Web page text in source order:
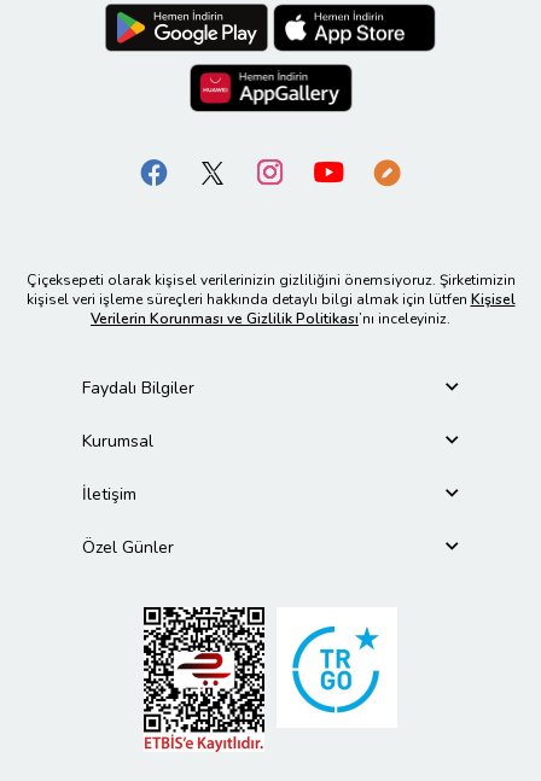
Çiçeksepeti olarak kişisel verilerinizin gizliliğini önemsiyoruz. Şirketimizin
kişisel veri işleme süreçleri hakkında detaylı bilgi almak için lütfen Kişisel
Verilerin Korunması ve Gizlilik Politikası’nı inceleyiniz.
Faydalı Bilgiler
Kurumsal
İletişim
Özel Günler